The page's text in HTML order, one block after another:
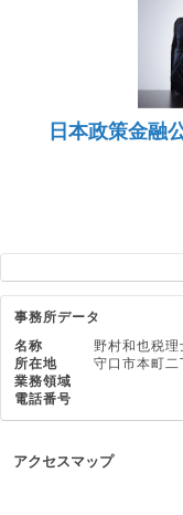
日本政策金融
事務所データ
名称
野村和也税
所在地 守口市本町
業務領域
電話番号
アクセスマップ